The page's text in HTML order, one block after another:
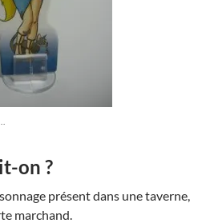
on ?
présent dans une taverne,
marchand.